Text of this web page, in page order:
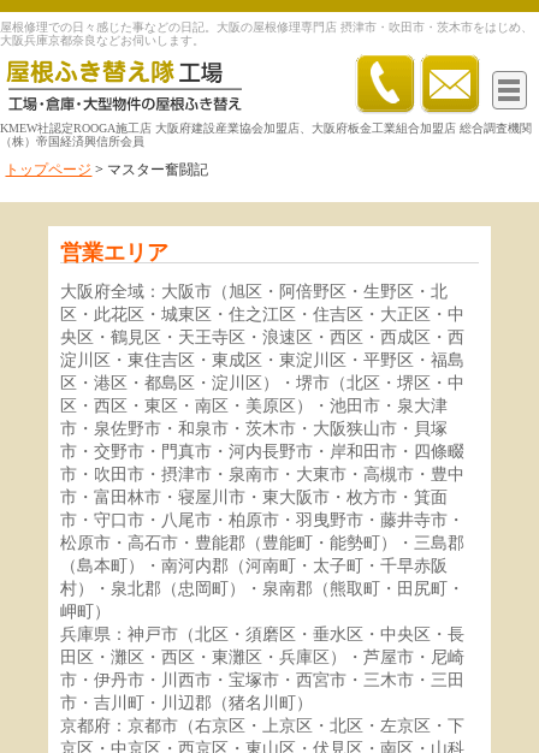
屋根修理での日々感じた事などの日記。大阪の屋根修理専門店 摂津市・吹田市・茨木市をはじめ、
大阪兵庫京都奈良などお伺いします。
KMEW社認定ROOGA施工店 大阪府建設産業協会加盟店、大阪府板金工業組合加盟店 総合調査機関
（株）帝国経済興信所会員
トップページ > マスター奮闘記
営業エリア
大阪府全域：大阪市（旭区・阿倍野区・生野区・北
区・此花区・城東区・住之江区・住吉区・大正区・中
央区・鶴見区・天王寺区・浪速区・西区・西成区・西
淀川区・東住吉区・東成区・東淀川区・平野区・福島
区・港区・都島区・淀川区）・堺市（北区・堺区・中
区・西区・東区・南区・美原区）・池田市・泉大津
市・泉佐野市・和泉市・茨木市・大阪狭山市・貝塚
市・交野市・門真市・河内長野市・岸和田市・四條畷
市・吹田市・摂津市・泉南市・大東市・高槻市・豊中
市・富田林市・寝屋川市・東大阪市・枚方市・箕面
市・守口市・八尾市・柏原市・羽曳野市・藤井寺市・
松原市・高石市・豊能郡（豊能町・能勢町）・三島郡
（島本町）・南河内郡（河南町・太子町・千早赤阪
村）・泉北郡（忠岡町）・泉南郡（熊取町・田尻町・
岬町）
兵庫県：神戸市（北区・須磨区・垂水区・中央区・長
田区・灘区・西区・東灘区・兵庫区）・芦屋市・尼崎
市・伊丹市・川西市・宝塚市・西宮市・三木市・三田
市・吉川町・川辺郡（猪名川町）
京都府：京都市（右京区・上京区・北区・左京区・下
京区・中京区・西京区・東山区・伏見区・南区・山科